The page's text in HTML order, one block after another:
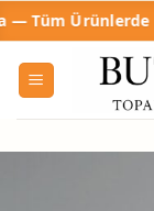
İçeriğe
atla
Ürünlerde Geçerli